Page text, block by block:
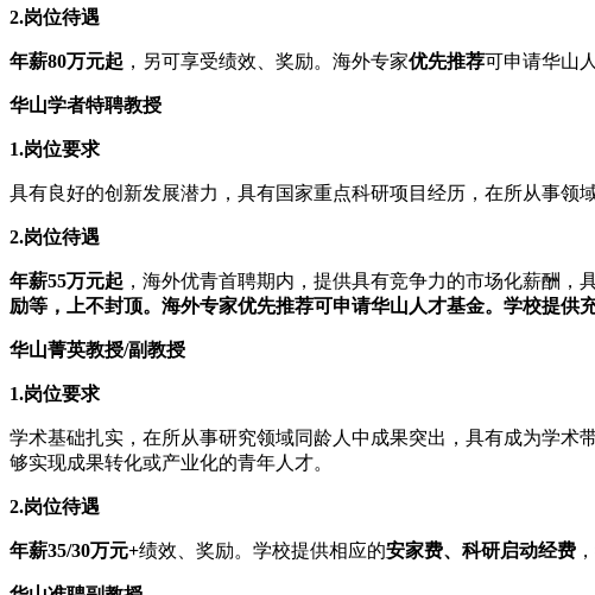
2.岗位待遇
年薪80万元起 ，另可享受绩效、奖励。海外专家优先推荐可申请华山
华山学者特聘教授
1.岗位要求
具有良好的创新发展潜力，具有国家重点科研项目经历，在所从事领
2.岗位待遇
年薪55万元起 ，海外优青首聘期内，提供具有竞争力的市场化薪酬，
励等，上不封顶。海外专家优先推荐可申请华山人才基金。学校提供
华山菁英教授/副教授
1.岗位要求
学术基础扎实，在所从事研究领域同龄人中成果突出，具有成为学
够实现成果转化或产业化的青年人才。
2.岗位待遇
年薪35/30万元+绩效、奖励。学校提供相应的安家费、科研启动经费